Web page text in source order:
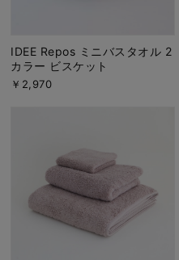
IDEE Repos ミニバスタオル 2
カラー ビスケット
￥2,970